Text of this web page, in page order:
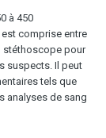
à 450
comprise entre
stéthoscope pour
suspects. Il peut
tels que
analyses de sang